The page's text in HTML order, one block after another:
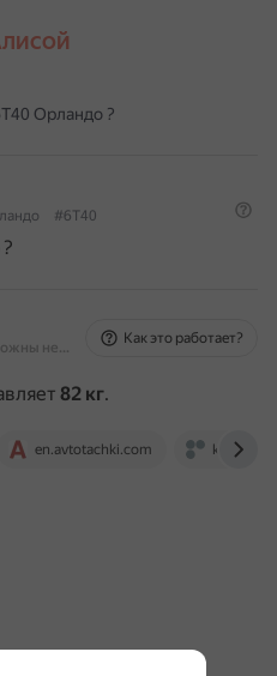
Орландо ?
#6Т40
На основе источников, возможны неточности
Как это работает?
82 кг.
en.avtotachki.com